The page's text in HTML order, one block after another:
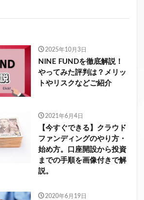
2025年10月3日
NINE FUNDを徹底解説！
やってみた評判は？メリッ
トやリスクなどご紹介
2021年6月4日
【今すぐできる】クラウド
ファンディングのやり方・
始め方。口座開設から投資
までの手順を画像付きで解
説。
2020年6月19日